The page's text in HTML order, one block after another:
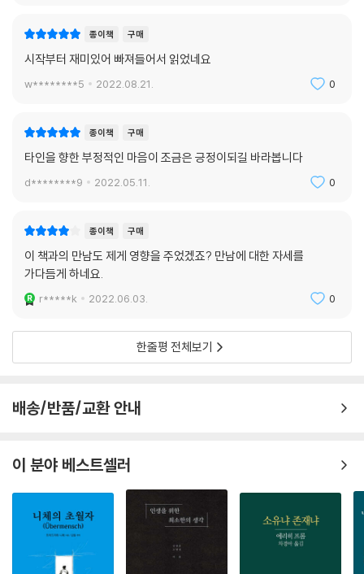
국 이 세 가지는 신뢰의 문제이기도 하다. 의심이 피어나는데도 불구하고
자신의 몸과 마음을 던질 때, 두려운데도 불구하고 불확실성과 포옹할 때,
우리는 만남을 내 편으로 끌어당길 수 있을 것이다.
종이책 구매
시작부터 재미있어 빠져들어서 읽었네요
w********5 2022.08.21. 0
종이책 구매
타인을 향한 부정적인 마음이 조금은 긍정이되길 바라봅니다
d********9 2022.05.11. 0
종이책 구매
이 책과의 만남도 제게 영향을 주었겠죠? 만남에 대한 자세를
가다듬게 하네요.
r*****k 2022.06.03. 0
한줄평 전체보기
배송/반품/교환 안내
이 분야 베스트셀러